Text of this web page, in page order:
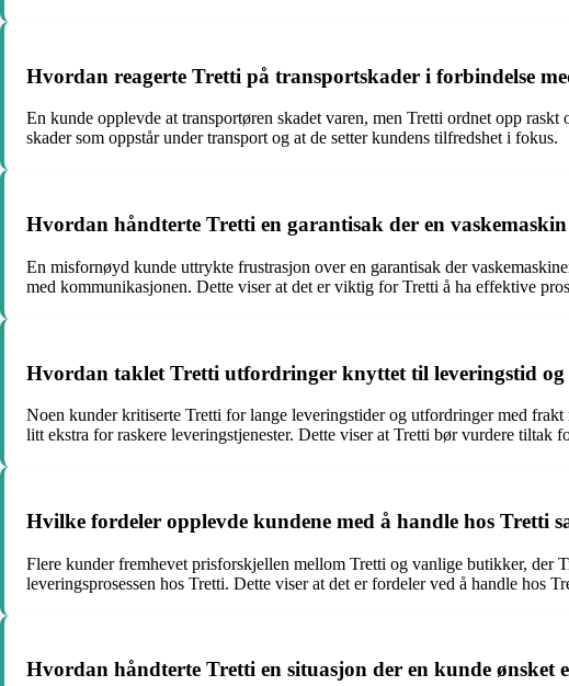
Hvordan reagerte Tretti på transportskader i forbindelse
En kunde opplevde at transportøren skadet varen, men Tretti ordnet opp
skader som oppstår under transport og at de setter kundens tilfredshet i fokus.
Hvordan håndterte Tretti en garantisak der en
En misfornøyd kunde uttrykte frustrasjon over en garantisak der
med kommunikasjonen. Dette viser at det er viktig for Tretti å ha effektive
Hvordan taklet Tretti utfordringer knyttet til leveringstid
Noen kunder kritiserte Tretti for lange leveringstider og utfordringer med
litt ekstra for raskere leveringstjenester. Dette viser at Tretti bør vurdere tiltak
Hvilke fordeler opplevde kundene med å handle hos Tretti
Flere kunder fremhevet prisforskjellen mellom Tretti og vanlige butikker, der
leveringsprosessen hos Tretti. Dette viser at det er fordeler ved å handle hos
Hvordan håndterte Tretti en situasjon der en kunde ønsket